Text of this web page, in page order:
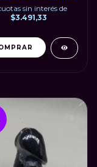
sin interés de
$3.491,33